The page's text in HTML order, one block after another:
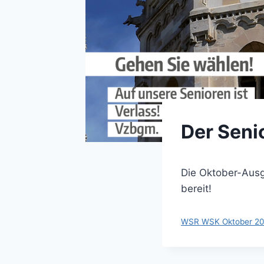
Der
Die Oktober-
bereit!
WSR WSK Oktober